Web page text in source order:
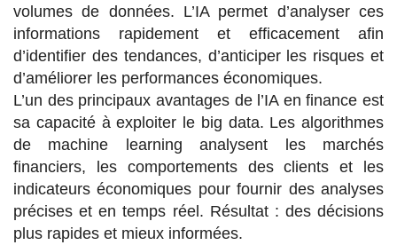
volumes de données. L’IA permet d’analyser ces
informations rapidement et efficacement afin
d’identifier des tendances, d’anticiper les risques et
d’améliorer les performances économiques.
L’un des principaux avantages de l’IA en finance est
sa capacité à exploiter le big data. Les algorithmes
de machine learning analysent les marchés
financiers, les comportements des clients et les
indicateurs économiques pour fournir des analyses
précises et en temps réel. Résultat : des décisions
plus rapides et mieux informées.